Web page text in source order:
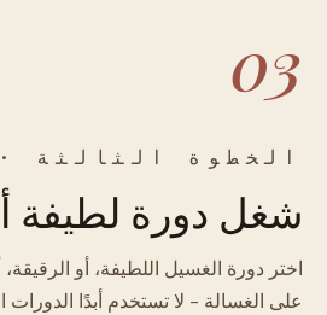
03
الخطوة الثالثة · 30
شغل دورة لطيفة
اختر دورة الغسيل اللطيفة، أو
على الغسالة - لا تستخدم أبدًا الدورات